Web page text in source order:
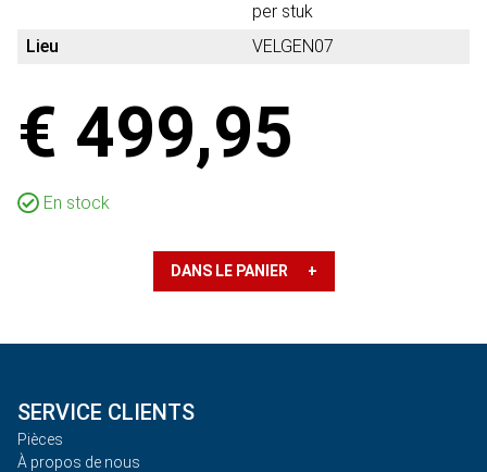
per stuk
Lieu
VELGEN07
€ 499,95
En stock
DANS LE PANIER +
SERVICE CLIENTS
Pièces
À propos de nous